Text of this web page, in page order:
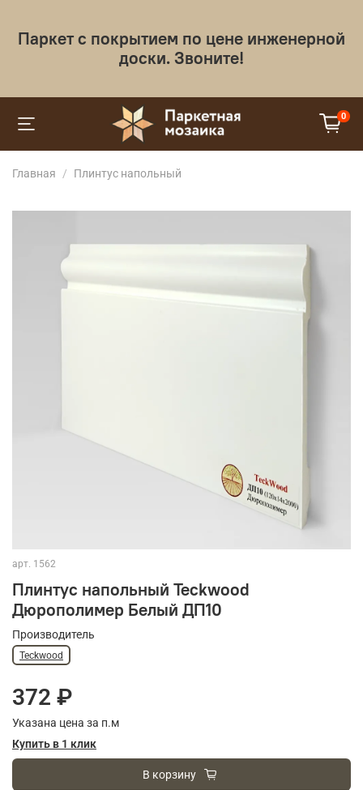
Паркет с покрытием по цене инженерной
доски. Звоните!
0
Главная Плинтус напольный
арт. 1562
Плинтус напольный Teckwood
Дюрополимер Белый ДП10
Производитель
Teckwood
372 ₽
Указана цена за п.м
Купить в 1 клик
В корзину